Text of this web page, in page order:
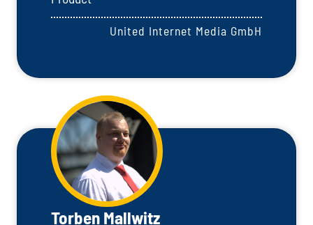
United Internet Media GmbH
Torben Mallwitz